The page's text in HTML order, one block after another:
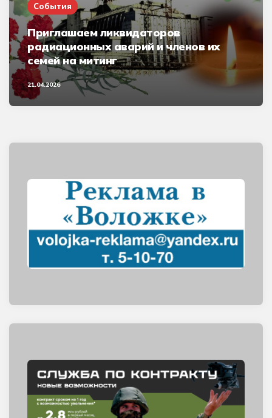
События
Приглашаем ликвидаторов
радиационных аварий и членов их
семей на митинг
21.04.2026